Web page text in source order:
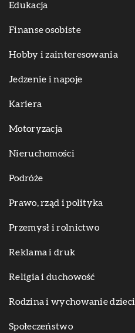
Edukacja
Finanse osobiste
Hobby i zainteresowania
Jedzenie i napoje
Kariera
Motoryzacja
Nieruchomości
Podróże
Prawo, rząd i polityka
Przemysł i rolnictwo
Reklama i druk
Religia i duchowość
Rodzina i wychowanie dzieci
Społeczeństwo